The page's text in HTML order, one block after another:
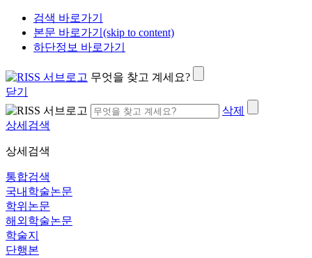
검색 바로가기
본문 바로가기(skip to content)
하단정보 바로가기
무엇을 찾고 계세요?
닫기
삭제
상세검색
상세검색
통합검색
국내학술논문
학위논문
해외학술논문
학술지
단행본